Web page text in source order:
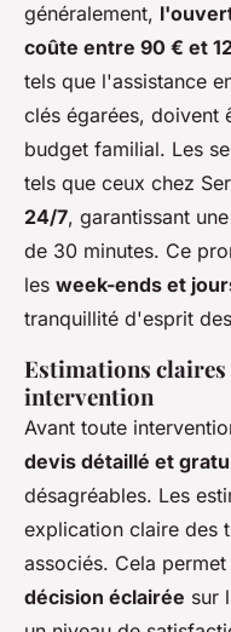
généralement,
coûte entre 90 € et
tels que l'assistance
clés égarées, doivent
budget familial. Les
tels que ceux chez
24/7, garantissant
de 30 minutes. Ce
les week-ends et
tranquillité d'esprit
Estimations
intervention
Avant toute
devis détaillé et
désagréables. Les
explication claire des
associés. Cela
décision éclairée sur